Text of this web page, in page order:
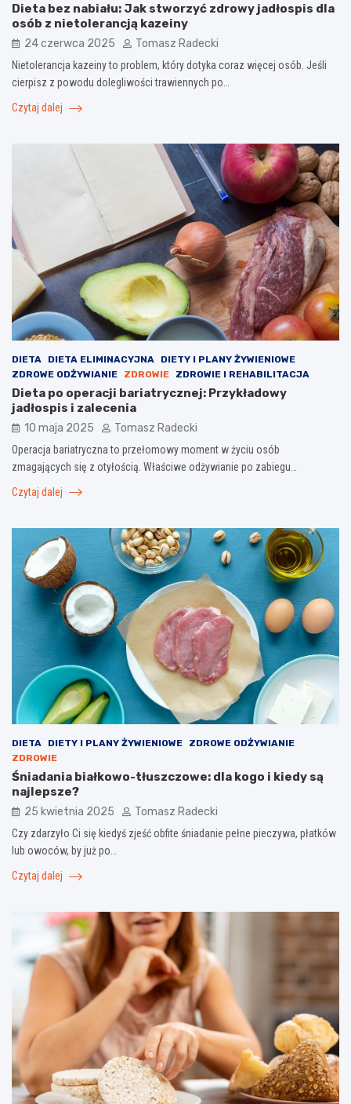
Dieta bez nabiału: Jak stworzyć zdrowy jadłospis dla
osób z nietolerancją kazeiny
24 czerwca 2025 Tomasz Radecki
Nietolerancja kazeiny to problem, który dotyka coraz więcej osób. Jeśli
cierpisz z powodu dolegliwości trawiennych po…
Czytaj dalej
DIETA DIETA ELIMINACYJNA
DIETY I PLANY ŻYWIENIOWE
ZDROWE ODŻYWIANIE
ZDROWIE ZDROWIE I REHABILITACJA
Dieta po operacji bariatrycznej: Przykładowy
jadłospis i zalecenia
10 maja 2025 Tomasz Radecki
Operacja bariatryczna to przełomowy moment w życiu osób
zmagających się z otyłością. Właściwe odżywianie po zabiegu…
Czytaj dalej
DIETA DIETY I PLANY ŻYWIENIOWE
ZDROWE ODŻYWIANIE
ZDROWIE
Śniadania białkowo-tłuszczowe: dla kogo i kiedy są
najlepsze?
25 kwietnia 2025 Tomasz Radecki
Czy zdarzyło Ci się kiedyś zjeść obfite śniadanie pełne pieczywa, płatków
lub owoców, by już po…
Czytaj dalej